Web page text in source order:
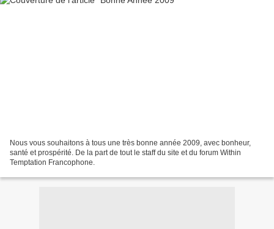
Nous vous souhaitons à tous une très bonne année 2009, avec bonheur,
santé et prospérité. De la part de tout le staff du site et du forum Within
Temptation Francophone.